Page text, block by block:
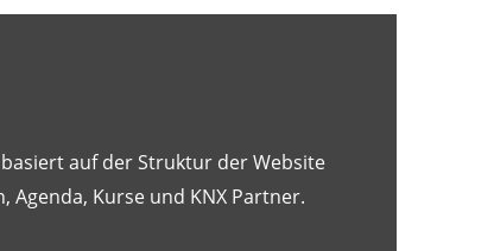
auf der Struktur der Website
Agenda, Kurse und KNX Partner.